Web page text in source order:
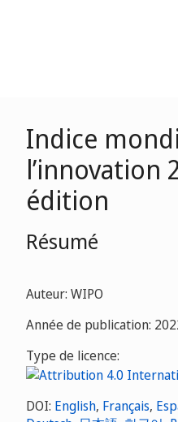
Indice
l’innovation
édition
Résumé
Auteur: WIPO
Année de publication:
Type de licence:
DOI: English, Français,